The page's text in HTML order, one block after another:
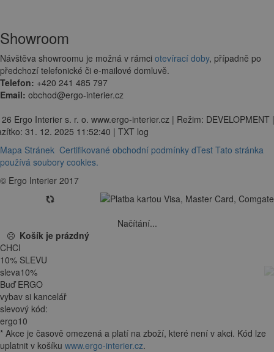
Showroom
Návštěva showroomu je možná v rámci otevírací doby, případně po
předchozí telefonické či e-mailové domluvě.
Telefon: +420 241 485 797
Email: obchod@ergo-interier.cz
Ergo Interier s. r. o. www.ergo-interier.cz | Režim: DEVELOPMENT |
31. 12. 2025 11:52:40 | TXT log
Mapa Stránek Certifikované obchodní podmínky dTest Tato stránka
používá soubory cookies.
© Ergo Interier 2017
Načítání...
Košík je prázdný
CHCI
10% SLEVU
sleva10%
Buď ERGO
vybav si kancelář
slevový kód:
ergo10
* Akce je časově omezená a platí na zboží, které není v akci. Kód lze
uplatnit v košíku www.ergo-interier.cz.